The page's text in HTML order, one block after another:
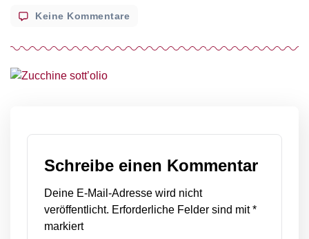
Keine Kommentarezu
Schreibe einen Kommentar
Deine E-Mail-Adresse wird nicht
veröffentlicht. Erforderliche Felder sind mit*
markiert